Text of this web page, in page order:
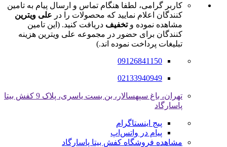
کاربر گرامی، لطفا هنگام تماس و ارسال پیام به تامین
کنندگان اعلام نمایید که محصولات را در علی ویترین
مشاهده نموده وتخفیف دریافت کنید. (این تامین
کنندگان برای حضور در مجموعه علی ویترین هزینه
تبلیغات پرداخت نموده اند.)
09126841150
02133940949
تهران، باغ سپهسالار، بن بست یاسری، پلاک 9 کفش بیتا
پاسارگاد
پیج اینستاگرام
پیام در واتس‌اپ
مشاهده فروشگاه کفش بیتا پاسارگاد